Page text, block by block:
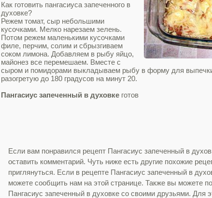
Как готовить пангасиуса запеченного в
духовке?
Режем томат, сыр небольшими
кусочками. Мелко нарезаем зелень.
Потом режем маленькими кусочками
филе, перчим, солим и сбрызгиваем
соком лимона. Добавляем в рыбу яйцо,
майонез все перемешаем. Вместе с
сыром и помидорами выкладываем рыбу в форму для
разогретую до 180 градусов на минут 20.
Пангасиус запеченный в духовке готов
Если вам понравился рецепт Пангасиус запеченный в
оставить комментарий. Чуть ниже есть другие похожие
приглянуться. Если в рецепте Пангасиус запеченный в
можете сообщить нам на этой странице. Также вы можете
Пангасиус запеченный в духовке со своими друзьями. Для